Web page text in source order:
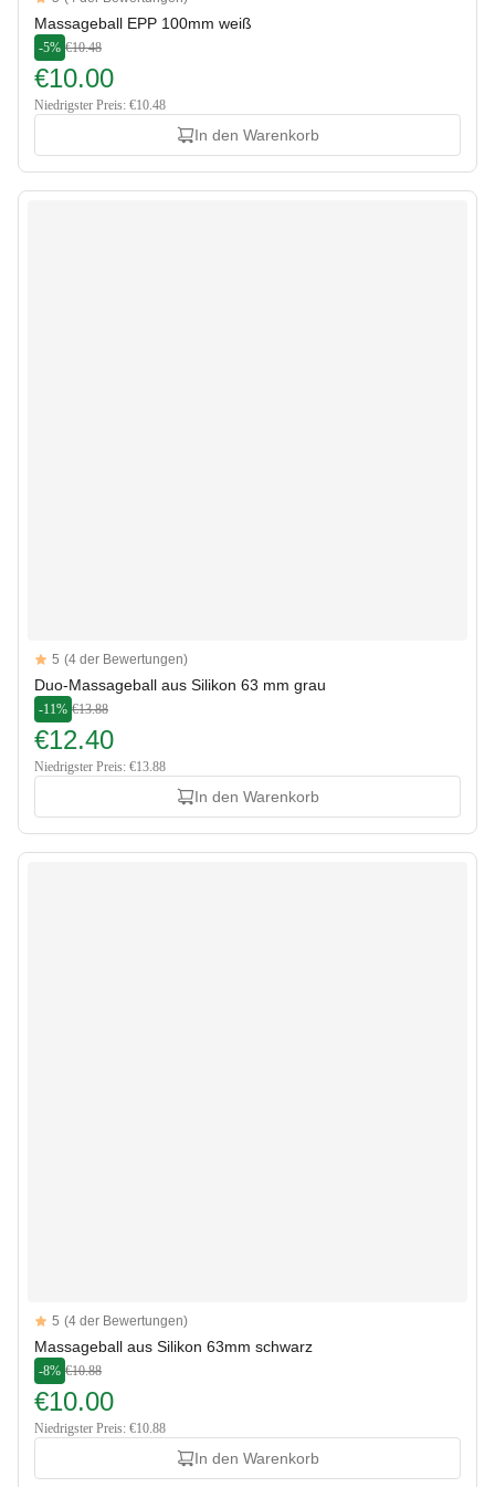
5 out of 5 stars
Massageball EPP 100mm weiß
-5% €10.48
€10.00
Niedrigster Preis: €10.48
In den Warenkorb
Reviews
5 out of 5 stars
5 (4 der Bewertungen)
Duo-Massageball aus Silikon 63 mm grau
-11% €13.88
€12.40
Niedrigster Preis: €13.88
In den Warenkorb
Reviews
5 out of 5 stars
5 (4 der Bewertungen)
Massageball aus Silikon 63mm schwarz
-8% €10.88
€10.00
Niedrigster Preis: €10.88
In den Warenkorb